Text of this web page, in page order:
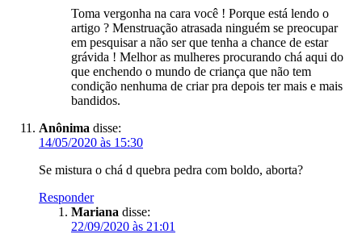
Toma vergonha na cara você ! Porque está lendo o
artigo ? Menstruação atrasada ninguém se preocupar
em pesquisar a não ser que tenha a chance de estar
grávida ! Melhor as mulheres procurando chá aqui do
que enchendo o mundo de criança que não tem
condição nenhuma de criar pra depois ter mais e mais
bandidos.
Anônima disse:
14/05/2020 às 15:30
Se mistura o chá d quebra pedra com boldo, aborta?
Responder
Mariana disse:
22/09/2020 às 21:01